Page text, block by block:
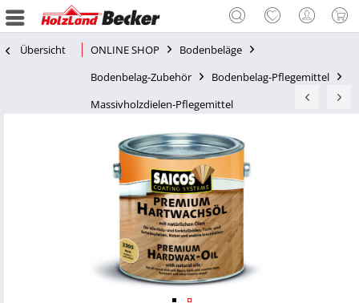
Übersicht ONLINE SHOP
Bodenbeläge
Bodenbelag-Zubehör
Bodenbelag-Pflegemittel
Massivholzdielen-Pflegemittel